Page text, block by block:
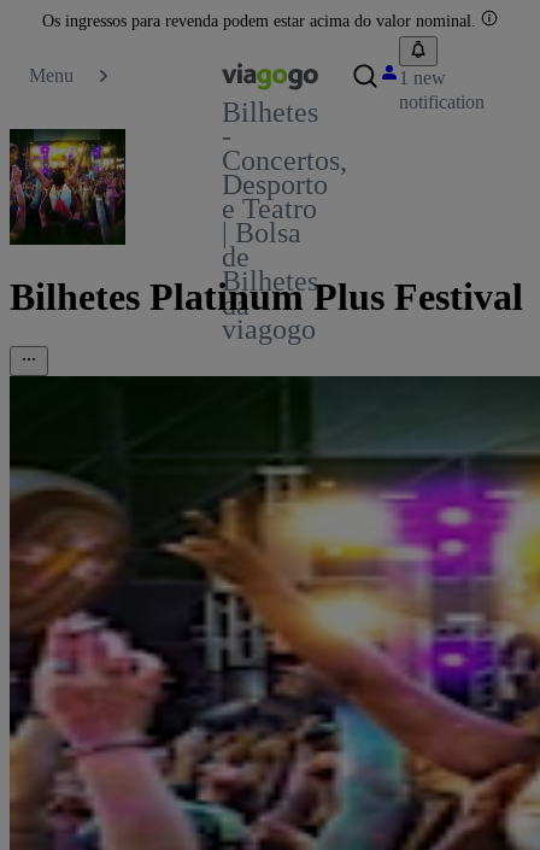
Os ingressos para revenda podem estar acima do valor nominal.
Menu
Bilhetes
-
Concertos,
Desporto
e Teatro
| Bolsa
de
Bilhetes
da
viagogo
1 new
notification
Bilhetes Platinum Plus Festival